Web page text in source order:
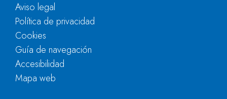
Aviso legal
Política de privacidad
Cookies
Guía de navegación
Accesibilidad
Mapa web